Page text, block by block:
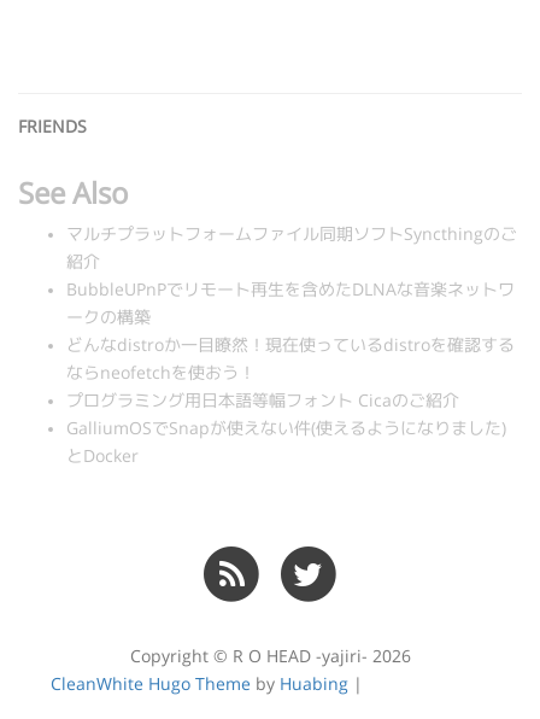
FRIENDS
See Also
マルチプラットフォームファイル同期ソフトSyncthingのご
紹介
BubbleUPnPでリモート再生を含めたDLNAな音楽ネットワ
ークの構築
どんなdistroか一目瞭然！現在使っているdistroを確認する
ならneofetchを使おう！
プログラミング用日本語等幅フォント Cicaのご紹介
GalliumOSでSnapが使えない件(使えるようになりました)
とDocker
Copyright © R O HEAD -yajiri- 2026
CleanWhite Hugo Theme by Huabing|